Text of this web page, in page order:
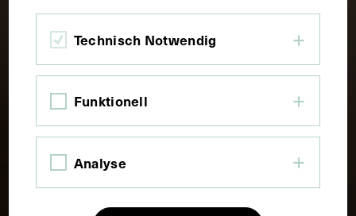
Technisch Notwendig
Funktionell
Analyse